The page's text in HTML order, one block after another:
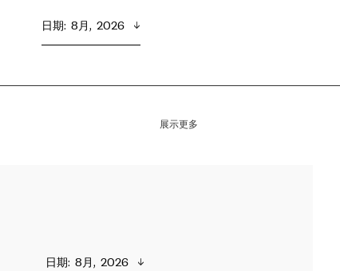
日期: 8月,  2026
展示更多
日期: 8月,  2026